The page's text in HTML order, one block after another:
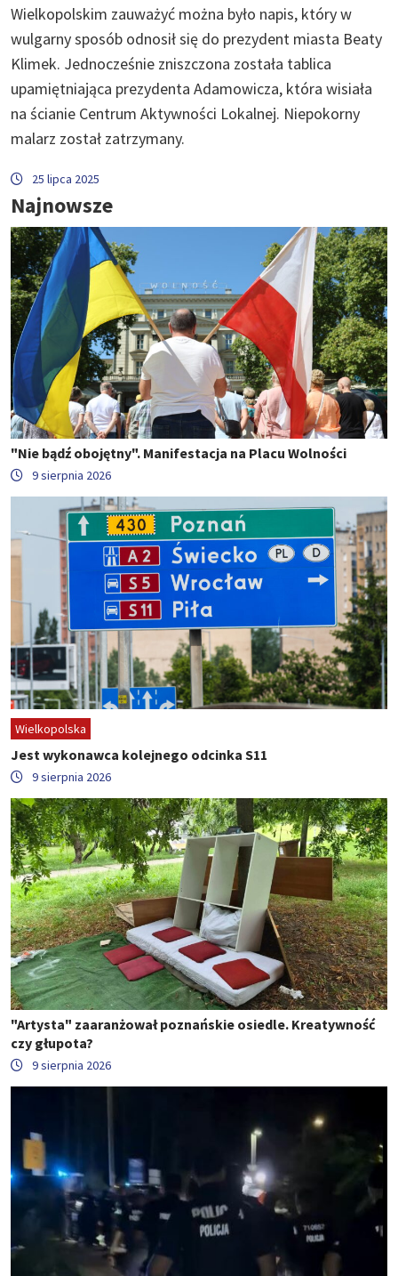
Wielkopolskim zauważyć można było napis, który w
wulgarny sposób odnosił się do prezydent miasta Beaty
Klimek. Jednocześnie zniszczona została tablica
upamiętniająca prezydenta Adamowicza, która wisiała
na ścianie Centrum Aktywności Lokalnej. Niepokorny
malarz został zatrzymany.
25 lipca 2025
Najnowsze
"Nie bądź obojętny". Manifestacja na Placu Wolności
9 sierpnia 2026
Wielkopolska
Jest wykonawca kolejnego odcinka S11
9 sierpnia 2026
"Artysta" zaaranżował poznańskie osiedle. Kreatywność
czy głupota?
9 sierpnia 2026